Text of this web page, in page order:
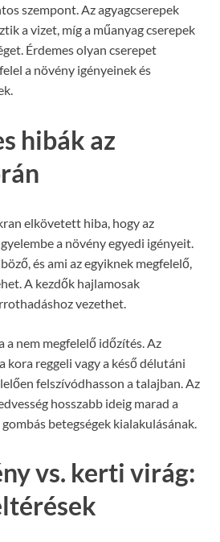
szempont. Az agyagcserepek
a vizet, míg a műanyag cserepek
Érdemes olyan cserepet
a növény igényeinek és
hibák az
elkövetett hiba, hogy az
a növény egyedi igényeit.
és ami az egyiknek megfelelő,
A kezdők hajlamosak
vezethet.
a nem megfelelő időzítés. Az
kora reggeli vagy a késő délutáni
felszívódhasson a talajban. Az
hosszabb ideig marad a
betegségek kialakulásának.
vs. kerti virág: